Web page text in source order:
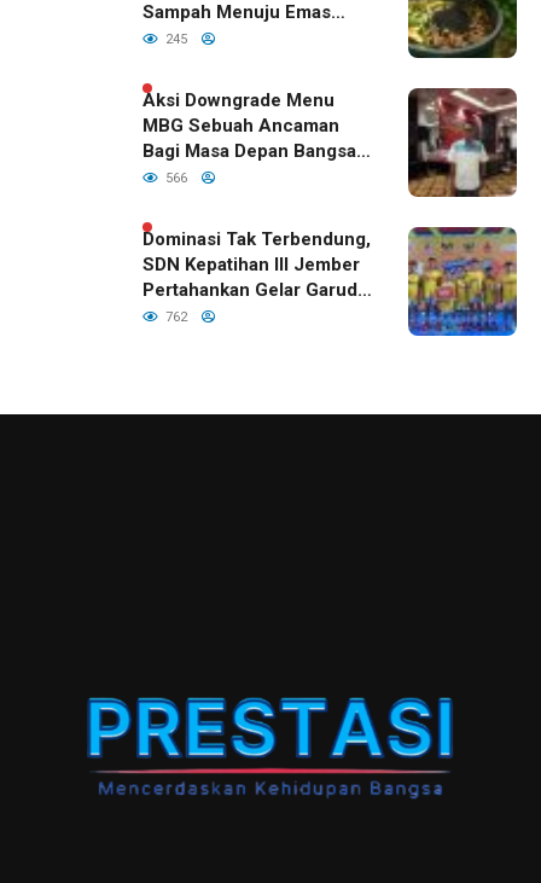
Sampah Menuju Emas
Hijau di Era Kepemimpinan
245
Aksi Downgrade Menu
MBG Sebuah Ancaman
Bagi Masa Depan Bangsa
Indonesia
566
Dominasi Tak Terbendung,
SDN Kepatihan III Jember
Pertahankan Gelar Garuda
Cup 2026
762